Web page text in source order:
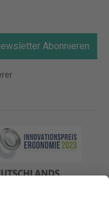
Abonnieren